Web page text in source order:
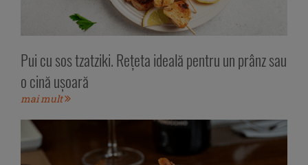
Pui cu sos tzatziki. Rețeta ideală pentru un prânz sau
o cină ușoară
mai mult